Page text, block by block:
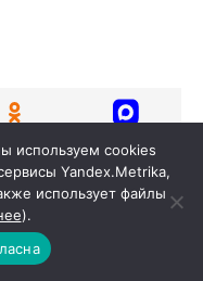
используем cookies
Yandex.Metrika,
использует файлы
).